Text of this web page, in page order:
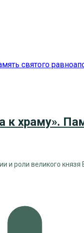
храму».
и роли великого князя